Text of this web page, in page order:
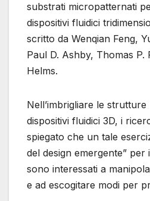
substrati micropatternati
dispositivi fluidici
scritto da Wenqian Feng,
Paul D. Ashby, Thomas P.
Helms.
Nell’imbrigliare le
dispositivi fluidici 3D, i
spiegato che un tale
del design emergente” per
sono interessati a
e ad escogitare modi per